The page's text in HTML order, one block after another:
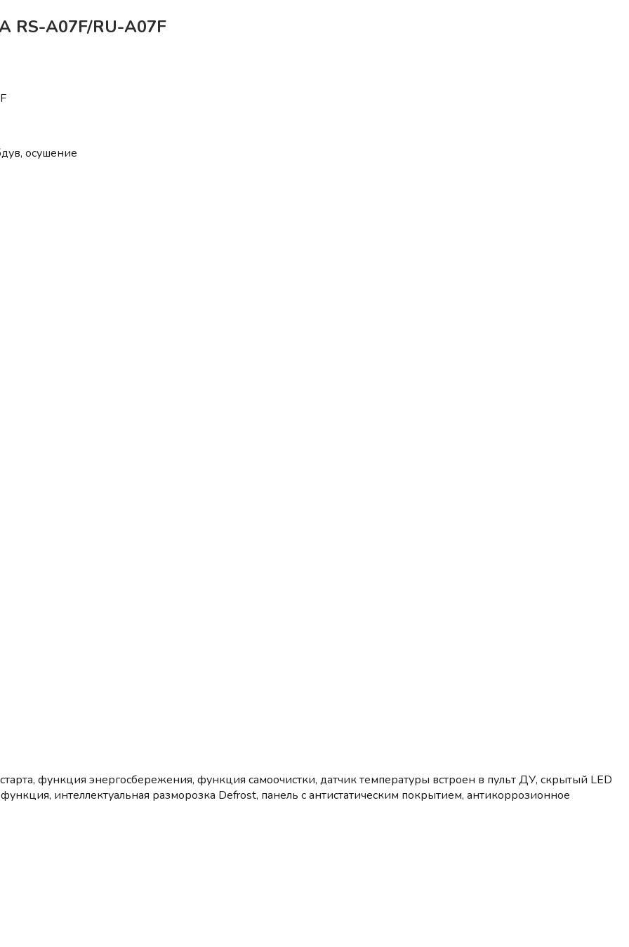
RS-A07F/RU-A07F
осушение
функция энергосбережения, функция самоочистки, датчик температуры встроен в пульт ДУ, скрытый LED
интеллектуальная разморозка Defrost, панель с антистатическим покрытием, антикоррозионное